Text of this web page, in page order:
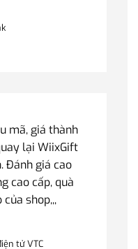
mã, giá thành
lại WiixGift
Đánh giá cao
cao cấp, quà
shop,,,
tử VTC